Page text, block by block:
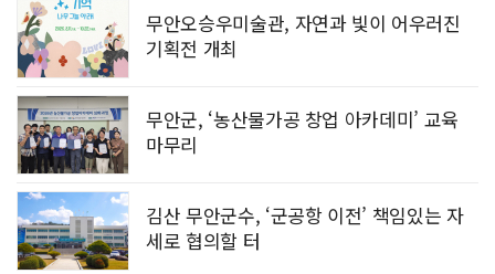
무안오승우미술관, 자연과 빛이 어우러진
기획전 개최
무안군, ‘농산물가공 창업 아카데미’ 교육
마무리
김산 무안군수, ‘군공항 이전’ 책임있는 자
세로 협의할 터